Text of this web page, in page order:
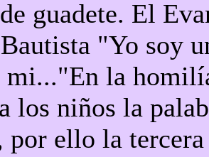
guadete. El
"Yo soy
mi..."En la
los niños la
por ello la